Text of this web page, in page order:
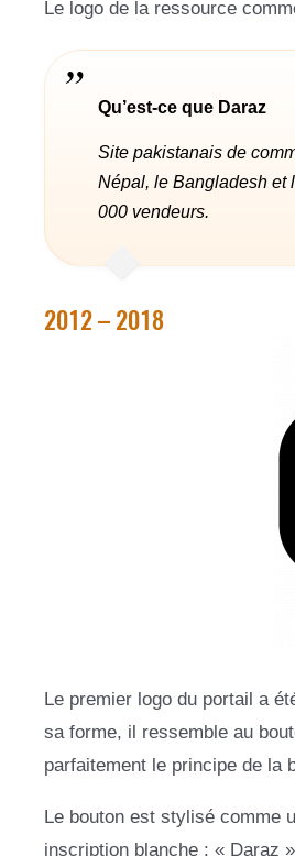
Le logo de la ressource
Qu’est-ce que Daraz
Site pakistanais de
Népal, le Bangladesh et
000 vendeurs.
2012 – 2018
Le premier logo du portail a
sa forme, il ressemble au
parfaitement le principe de la
Le bouton est stylisé comme
inscription blanche : « Daraz